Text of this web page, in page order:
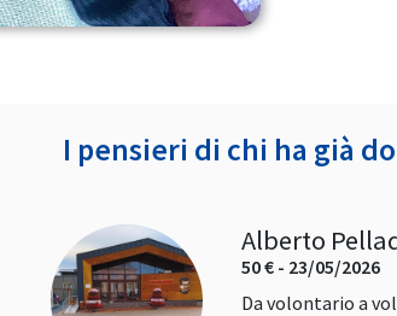
I pensieri di chi ha già
Alberto
50 € - 23/05/2026
Da volontario a